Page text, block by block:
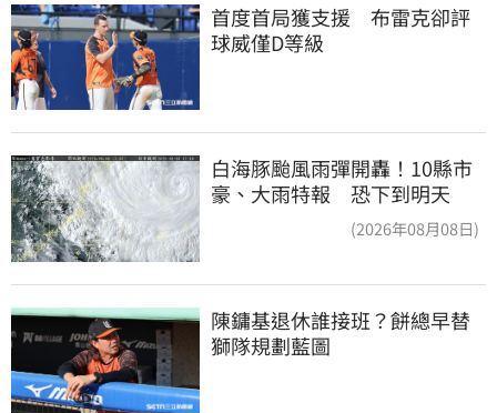
首度首局獲支援　布雷克卻評
球威僅D等級
白海豚颱風雨彈開轟！10縣市
豪、大雨特報 恐下到明天
(2026年08月08日)
陳鏞基退休誰接班？餅總早替
獅隊規劃藍圖